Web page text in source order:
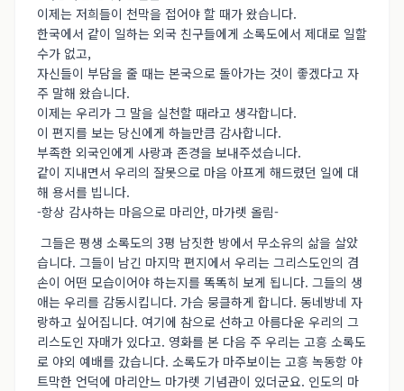
이제는 저희들이 천막을 접어야 할 때가 왔습니다.
한국에서 같이 일하는 외국 친구들에게 소록도에서 제대로 일할
수가 없고,
자신들이 부담을 줄 때는 본국으로 돌아가는 것이 좋겠다고 자
주 말해 왔습니다.
이제는 우리가 그 말을 실천할 때라고 생각합니다.
이 편지를 보는 당신에게 하늘만큼 감사합니다.
부족한 외국인에게 사랑과 존경을 보내주셨습니다.
같이 지내면서 우리의 잘못으로 마음 아프게 해드렸던 일에 대
해 용서를 빕니다.
-항상 감사하는 마음으로 마리안, 마가렛 올림-
그들은 평생 소록도의 3평 남짓한 방에서 무소유의 삶을 살았
습니다. 그들이 남긴 마지막 편지에서 우리는 그리스도인의 겸
손이 어떤 모습이어야 하는지를 똑똑히 보게 됩니다. 그들의 생
애는 우리를 감동시킵니다. 가슴 뭉클하게 합니다. 동네방네 자
랑하고 싶어집니다. 여기에 참으로 선하고 아름다운 우리의 그
리스도인 자매가 있다고. 영화를 본 다음 주 우리는 고흥 소록도
로 야외 예배를 갔습니다. 소록도가 마주보이는 고흥 녹동항 야
트막한 언덕에 마리안느 마가렛 기념관이 있더군요. 인도의 마